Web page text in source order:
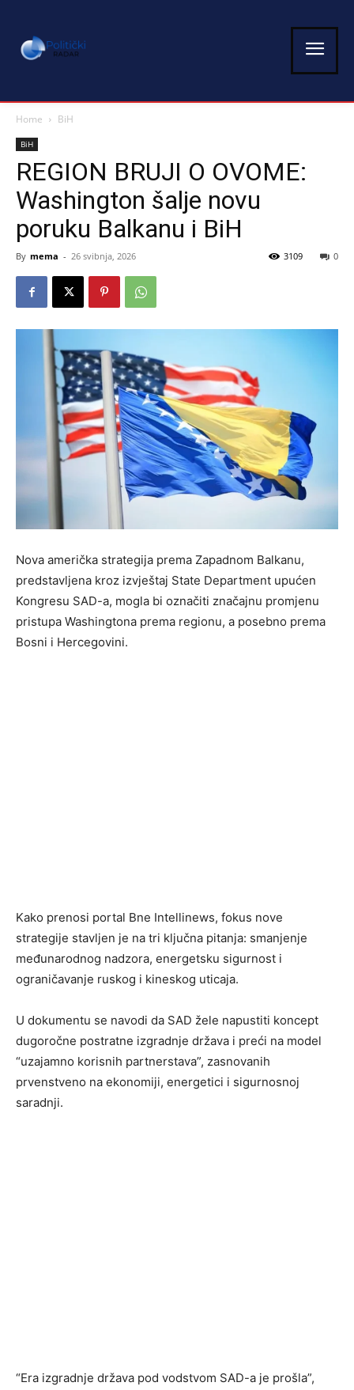
Home BiH
BiH
REGION BRUJI O OVOME:
Washington šalje novu
poruku Balkanu i BiH
By mema - 26 svibnja, 2026 0
3109
Nova američka strategija prema Zapadnom Balkanu,
predstavljena kroz izvještaj State Department upućen
Kongresu SAD-a, mogla bi označiti značajnu promjenu
pristupa Washingtona prema regionu, a posebno prema
Bosni i Hercegovini.
Kako prenosi portal Bne Intellinews, fokus nove
strategije stavljen je na tri ključna pitanja: smanjenje
međunarodnog nadzora, energetsku sigurnost i
ograničavanje ruskog i kineskog uticaja.
U dokumentu se navodi da SAD žele napustiti koncept
dugoročne postratne izgradnje država i preći na model
“uzajamno korisnih partnerstava”, zasnovanih
prvenstveno na ekonomiji, energetici i sigurnosnoj
saradnji.
“Era izgradnje država pod vodstvom SAD-a je prošla”,